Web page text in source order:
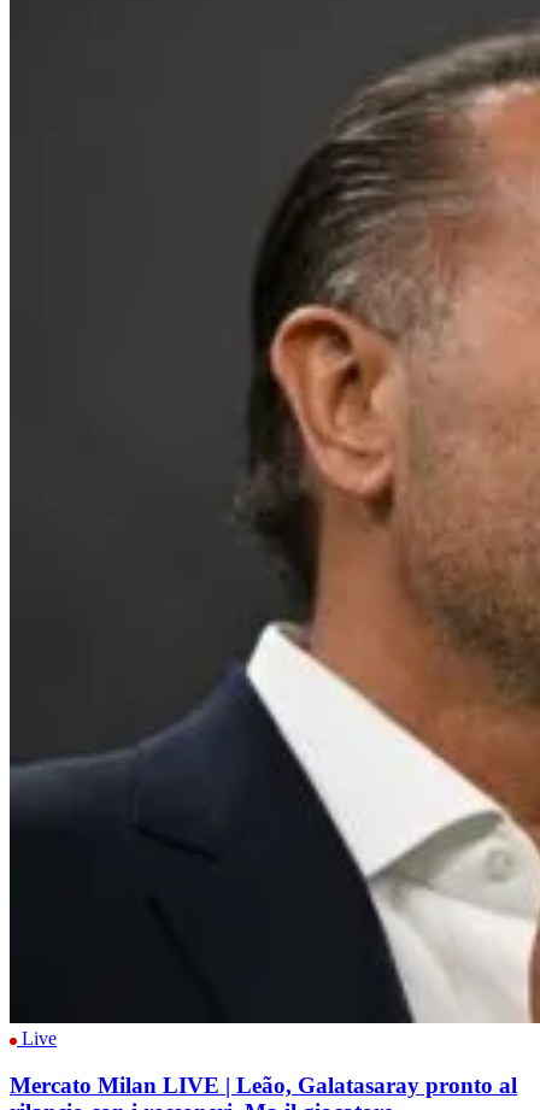
Live
Mercato Milan LIVE | Leão, Galatasaray pronto al